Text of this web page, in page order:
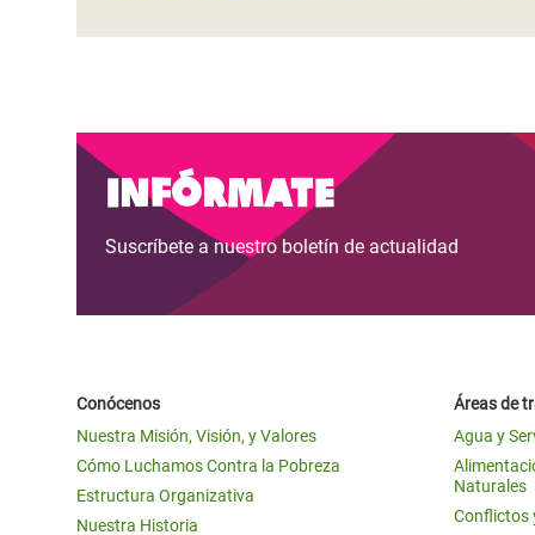
Infórmate
Suscríbete a nuestro boletín de actualidad
Conócenos
Nuestra Misión, Visión, y Valores
Cómo Luchamos Contra la Pobreza
Estructura Organizativa
Nuestra Historia
Áreas de
Agua y
Naturales
Conflictos